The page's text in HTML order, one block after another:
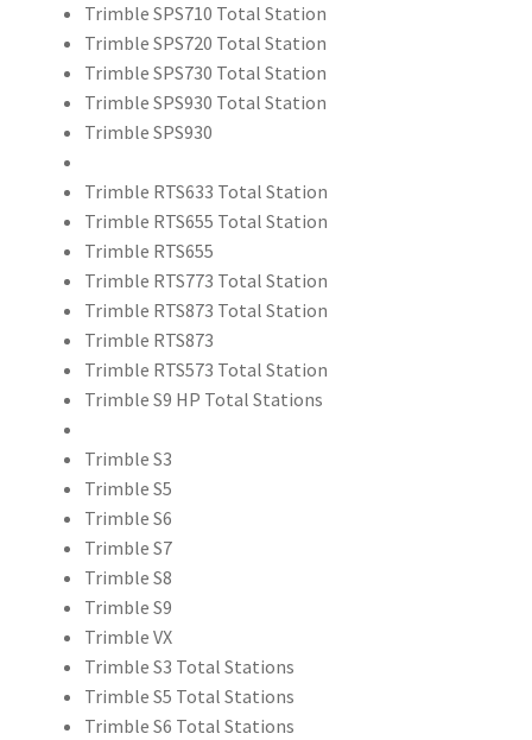
TRS800XL
Trimble SPS710 Total Station
Trimble SPS720 Total Station
Trimble SPS730 Total Station
Trimble SPS930 Total Station
Trimble SPS930
Trimble RTS633 Total Station
Trimble RTS655 Total Station
Trimble RTS655
Trimble RTS773 Total Station
Trimble RTS873 Total Station
Trimble RTS873
Trimble RTS573 Total Station
Trimble S9 HP Total Stations
Trimble S3
Trimble S5
Trimble S6
Trimble S7
Trimble S8
Trimble S9
Trimble VX
Trimble S3 Total Stations
Trimble S5 Total Stations
Trimble S6 Total Stations